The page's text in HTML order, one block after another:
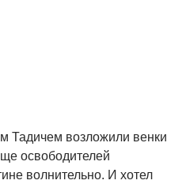
Тадичем возложили венки
освободителей
волнительно. И хотел